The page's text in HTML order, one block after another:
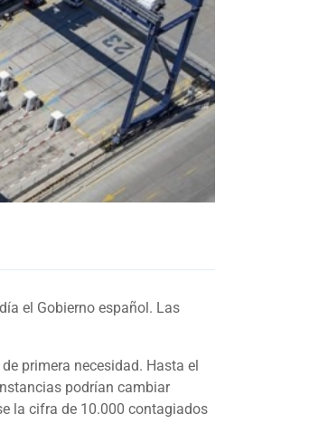
el Gobierno español. Las
primera necesidad. Hasta el
podrían cambiar
la cifra de 10.000 contagiados